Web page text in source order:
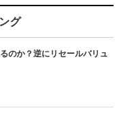
グ
のか？逆にリセールバリュ